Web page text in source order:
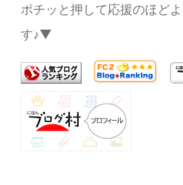
ポチッと押して応援のほど
す♪▼